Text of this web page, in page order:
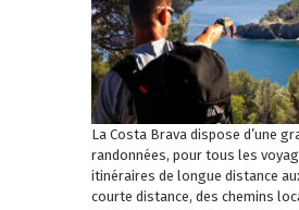
La Costa Brava dispose d’une
randonnées, pour tous les
itinéraires de longue distance
courte distance, des chemins